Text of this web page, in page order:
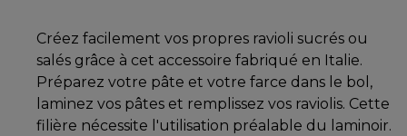
Créez facilement vos propres ravioli sucrés ou
salés grâce à cet accessoire fabriqué en Italie.
Préparez votre pâte et votre farce dans le bol,
laminez vos pâtes et remplissez vos raviolis. Cette
filière nécessite l'utilisation préalable du laminoir.